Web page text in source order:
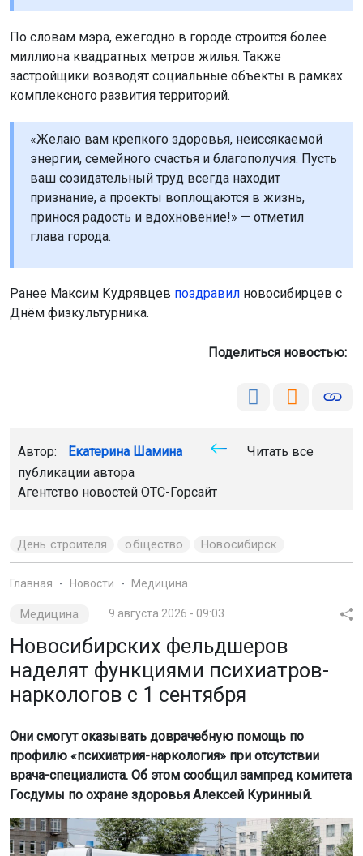
По словам мэра, ежегодно в городе строится более
миллиона квадратных метров жилья. Также
застройщики возводят социальные объекты в рамках
комплексного развития территорий.
«Желаю вам крепкого здоровья, неиссякаемой
энергии, семейного счастья и благополучия. Пусть
ваш созидательный труд всегда находит
признание, а проекты воплощаются в жизнь,
принося радость и вдохновение!» — отметил
глава города.
Ранее Максим Кудрявцев поздравил новосибирцев с
Днём физкультурника.
Поделиться новостью:
Автор: Екатерина Шамина
Читать все
публикации автора
Агентство новостей ОТС-Горсайт
День строителя общество Новосибирск
Главная Новости Медицина
Медицина 9 августа 2026 - 09:03
Новосибирских фельдшеров
наделят функциями психиатров-
наркологов с 1 сентября
Они смогут оказывать доврачебную помощь по
профилю «психиатрия-наркология» при отсутствии
врача-специалиста. Об этом сообщил зампред комитета
Госдумы по охране здоровья Алексей Куринный.